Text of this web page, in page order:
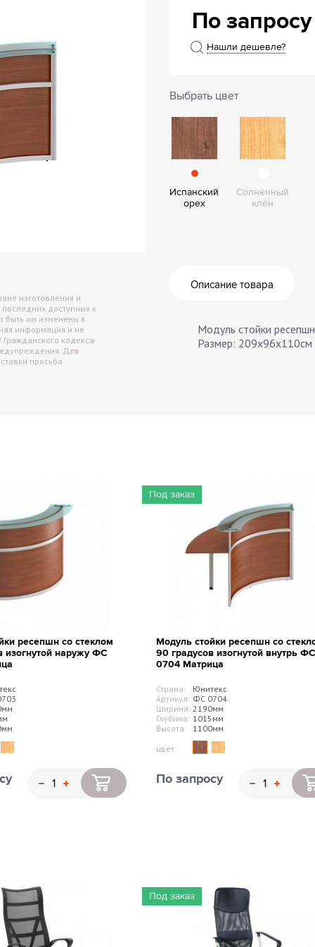
изготовления и
доступных к
быть им изменены в
информация и не
кодекса
Для
просьба
По запросу
Нашли дешевле?
Выбрать цвет
Испанский
орех
Солнечный
клён
Описание товара
Модуль стойки
Размер: 209х96х110см
ресепшн со стеклом
изогнутой наружу ФС
Под заказ
Модуль стойки ресепшн со
90 градусов изогнутой внутрь ФС
0704 Матрица
Страна:
Юнитекс
Артикул: ФС 0704
Ширина: 2190мм
Глубина: 1015мм
Высота:
1100мм
цвет:
По запросу
Под заказ